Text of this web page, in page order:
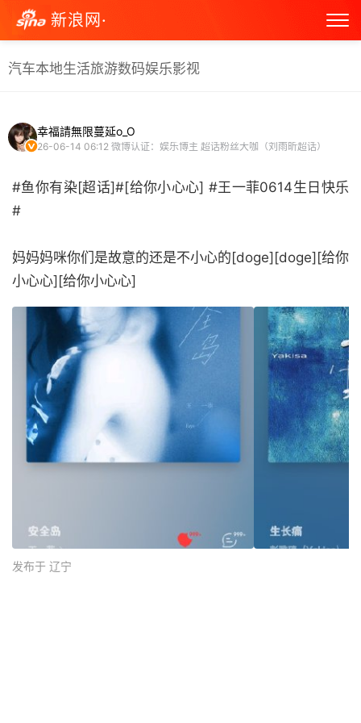
新浪网·
汽车本地生活旅游数码娱乐影视
幸福請無限蔓延o_O
26-06-14 06:12 微博认证：娱乐博主 超话粉丝大咖（刘雨昕超话）
#鱼你有染[超话]#[给你小心心] #王一菲0614生日快乐
#
妈妈妈咪你们是故意的还是不小心的[doge][doge][给你
小心心][给你小心心] ​
发布于 辽宁